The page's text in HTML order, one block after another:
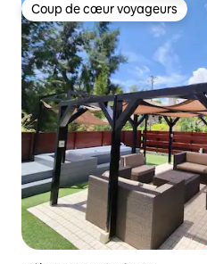
Coup de cœur voyageurs
Coup de cœur voyageurs